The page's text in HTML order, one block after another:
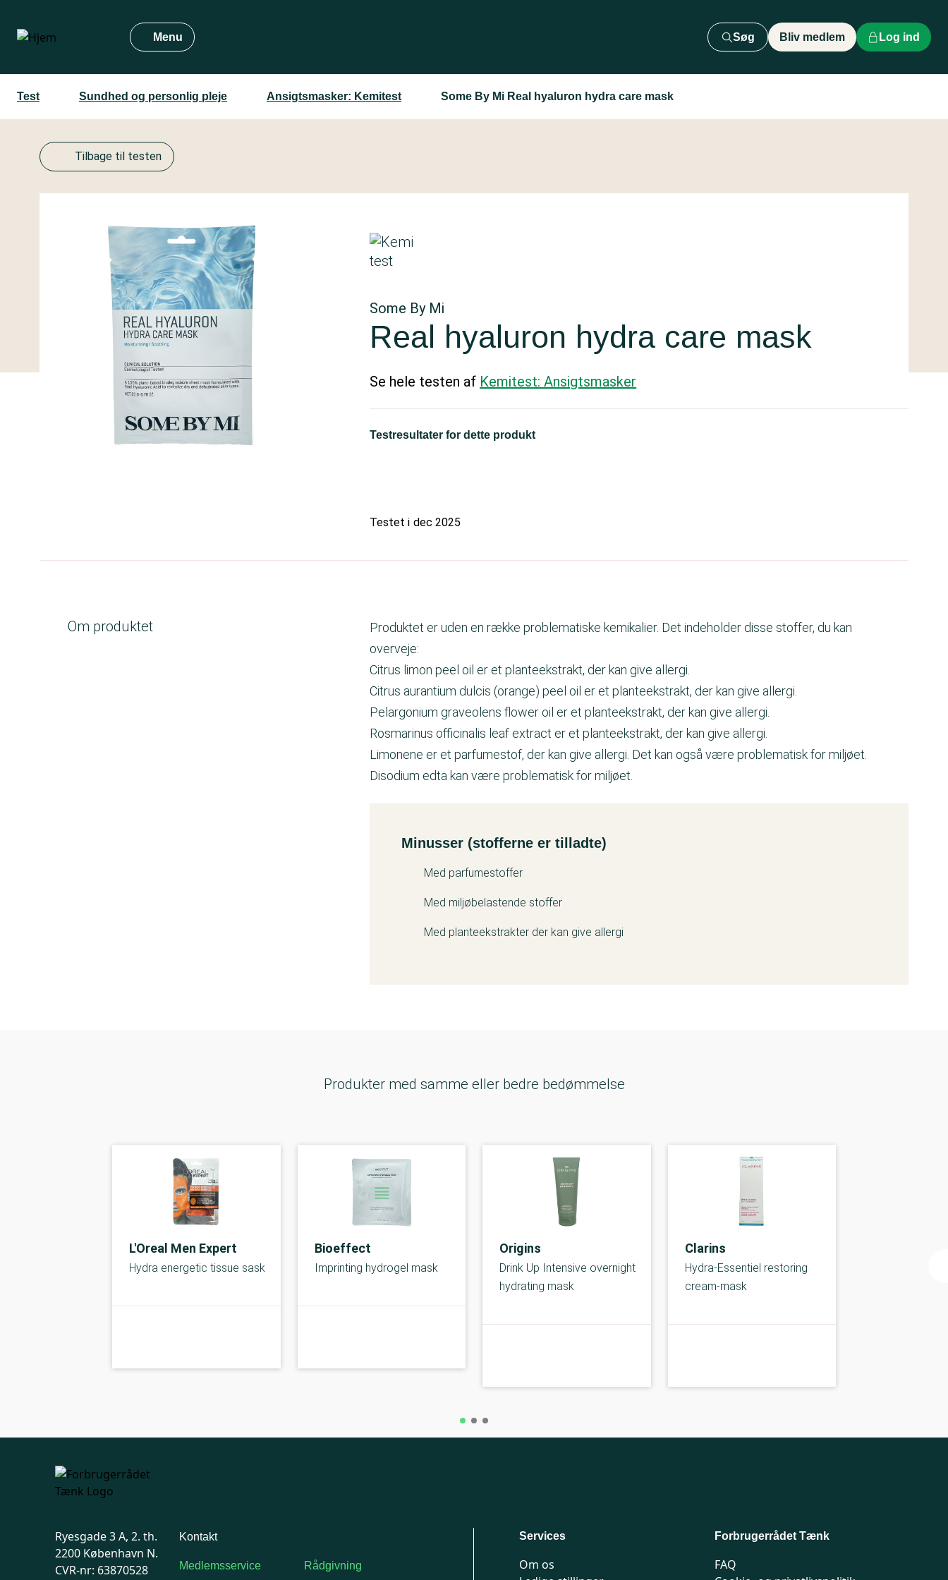
hovedindhold
Menu Søg Bliv medlem Log ind
Test Sundhed og personlig pleje Ansigtsmasker: Kemitest Some By Mi Real hyaluron hydra care mask
Tilbage til testen
Some By Mi
Real hyaluron hydra care mask
Se hele testen af Kemitest: Ansigtsmasker
Testresultater for dette produkt
Testet i dec 2025
Om produktet
Produktet er uden en række problematiske kemikalier. Det indeholder disse stoffer, du kan
overveje:
Citrus limon peel oil er et planteekstrakt, der kan give allergi.
Citrus aurantium dulcis (orange) peel oil er et planteekstrakt, der kan give allergi.
Pelargonium graveolens flower oil er et planteekstrakt, der kan give allergi.
Rosmarinus officinalis leaf extract er et planteekstrakt, der kan give allergi.
Limonene er et parfumestof, der kan give allergi. Det kan også være problematisk for miljøet.
Disodium edta kan være problematisk for miljøet.
Kemitest
Minusser (stofferne er tilladte)
Med parfumestoffer
Med miljøbelastende stoffer
Med planteekstrakter der kan give allergi
Produkter med samme eller bedre bedømmelse
L'Oreal Men Expert
Hydra energetic tissue sask
Bioeffect
Imprinting hydrogel mask
Origins
Drink Up Intensive overnight
hydrating mask
Clarins
Hydra-Essentiel restoring
cream-mask
Ryesgade 3 A, 2. th.
2200 København N.
CVR-nr: 63870528
Kontakt
Medlemsservice Rådgivning
Services
Om os
Forbrugerrådet Tænk
FAQ